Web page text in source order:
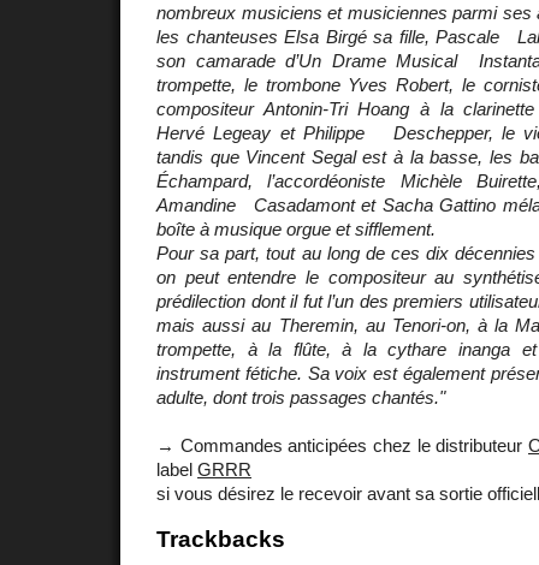
nombreux musiciens et musiciennes parmi ses
les chanteuses Elsa Birgé sa fille, Pascale
son camarade d’Un Drame Musical
trompette, le trombone Yves Robert, le
compositeur Antonin-Tri Hoang à la
Hervé Legeay et Philippe Deschepper, le
tandis que Vincent Segal est à la basse, les
Échampard, l’accordéoniste Michèle
Amandine Casadamont et Sacha Gattino
boîte à musique orgue et sifflement.
Pour sa part, tout au long de ces dix
on peut entendre le compositeur au
prédilection dont il fut l’un des premiers
mais aussi au Theremin, au Tenori-on, à la
trompette, à la flûte, à la cythare inanga
instrument fétiche. Sa voix est également
adulte, dont trois passages chantés."
→ Commandes anticipées chez le distributeur
label GRRR
si vous désirez le recevoir avant sa sortie
Trackbacks